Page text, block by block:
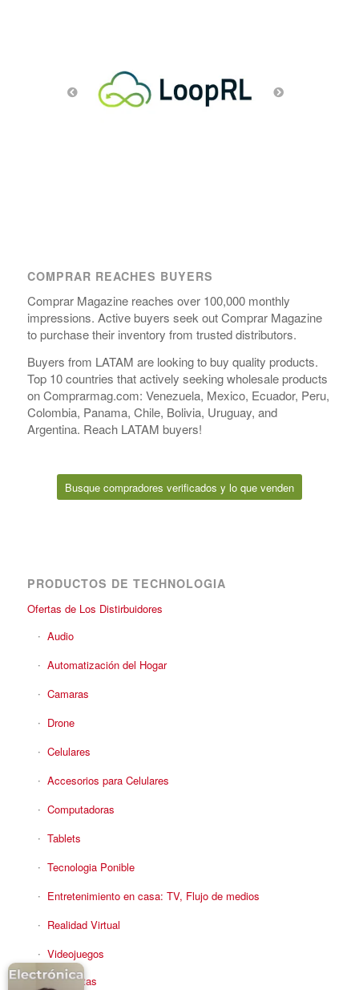
COMPRAR REACHES BUYERS
Comprar Magazine reaches over 100,000 monthly
impressions. Active buyers seek out Comprar Magazine
to purchase their inventory from trusted distributors.
Buyers from LATAM are looking to buy quality products.
Top 10 countries that actively seeking wholesale products
on Comprarmag.com: Venezuela, Mexico, Ecuador, Peru,
Colombia, Panama, Chile, Bolivia, Uruguay, and
Argentina. Reach LATAM buyers!
Busque compradores verificados y lo que venden
PRODUCTOS DE TECHNOLOGIA
Ofertas de Los Distirbuidores
Audio
Automatización del Hogar
Camaras
Drone
Celulares
Accesorios para Celulares
Computadoras
Tablets
Tecnologia Ponible
Entretenimiento en casa: TV, Flujo de medios
Realidad Virtual
Videojuegos
Reciba Ofertas